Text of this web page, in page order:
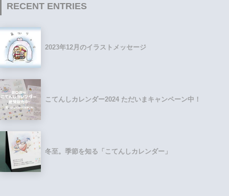
RECENT ENTRIES
2023年12月のイラストメッセージ
こてんしカレンダー2024 ただいまキャンペーン中！
冬至。季節を知る「こてんしカレンダー」